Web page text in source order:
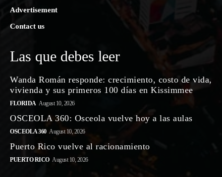
Advertisement
Contact us
Las que debes leer
Wanda Román responde: crecimiento, costo de vida,
vivienda y sus primeros 100 días en Kissimmee
FLORIDA August 10, 2026
OSCEOLA 360: Osceola vuelve hoy a las aulas
OSCEOLA 360 August 10, 2026
Puerto Rico vuelve al racionamiento
PUERTO RICO August 10, 2026